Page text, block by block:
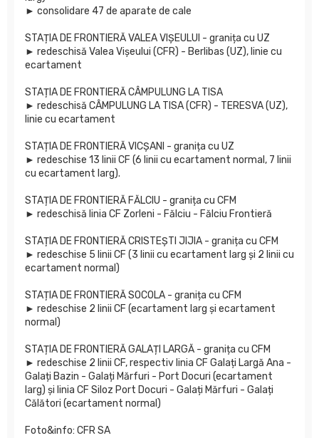
► consolidare 47 de aparate de cale
STAȚIA DE FRONTIERĂ VALEA VIȘEULUI - granița cu UZ
► redeschisă Valea Vișeului (CFR) - Berlibas (UZ), linie cu
ecartament
STAȚIA DE FRONTIERĂ CÂMPULUNG LA TISA
► redeschisă CÂMPULUNG LA TISA (CFR) - TERESVA (UZ),
linie cu ecartament
STAȚIA DE FRONTIERĂ VICȘANI - granița cu UZ
► redeschise 13 linii CF (6 linii cu ecartament normal, 7 linii
cu ecartament larg).
STAȚIA DE FRONTIERĂ FĂLCIU - granița cu CFM
► redeschisă linia CF Zorleni - Fălciu - Fălciu Frontieră
STAȚIA DE FRONTIERĂ CRISTEȘTI JIJIA - granița cu CFM
► redeschise 5 linii CF (3 linii cu ecartament larg și 2 linii cu
ecartament normal)
STAȚIA DE FRONTIERĂ SOCOLA - granița cu CFM
► redeschise 2 linii CF (ecartament larg și ecartament
normal)
STAȚIA DE FRONTIERĂ GALAȚI LARGĂ - granița cu CFM
► redeschise 2 linii CF, respectiv linia CF Galați Largă Ana -
Galați Bazin - Galați Mărfuri - Port Docuri (ecartament
larg) și linia CF Siloz Port Docuri - Galați Mărfuri - Galați
Călători (ecartament normal)
Foto&info: CFR SA